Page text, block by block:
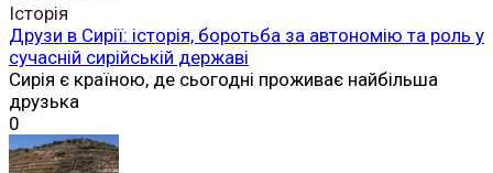
Історія
Друзи в Сирії: історія, боротьба за автономію та роль у
сучасній сирійській державі
Сирія є країною, де сьогодні проживає найбільша
друзька
0